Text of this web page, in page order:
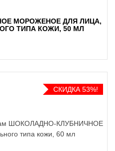
МОРОЖЕНОЕ ДЛЯ ЛИЦА,
ТИПА КОЖИ, 50 МЛ
СКИДКА 53%!